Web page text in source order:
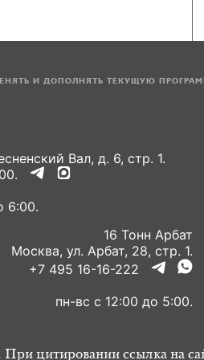
И ДОПОЛНЯТЬ ТЕКУЩУЮ
Вал, д. 6, стр. 1.
6:00.
16 Тонн Арбат
Москва, ул. Арбат, 28, стр. 1.
+7 495 16-16-222
пн-вс с 12:00 до 5:00.
цитировании ссылка на